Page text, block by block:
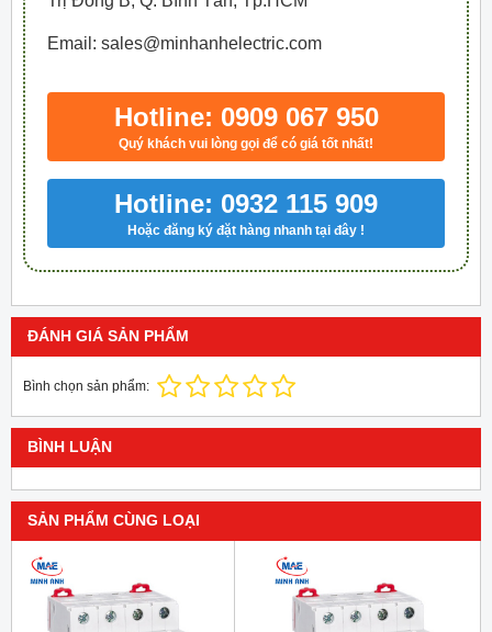
Email: sales@minhanhelectric.com
Hotline: 0909 067 950
Quý khách vui lòng gọi để có giá tốt nhất!
Hotline: 0932 115 909
Hoặc đăng ký đặt hàng nhanh tại đây !
ĐÁNH GIÁ SẢN PHẨM
Bình chọn sản phẩm:
BÌNH LUẬN
SẢN PHẨM CÙNG LOẠI